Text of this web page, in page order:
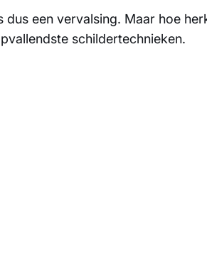
dus een vervalsing. Maar hoe
schildertechnieken.